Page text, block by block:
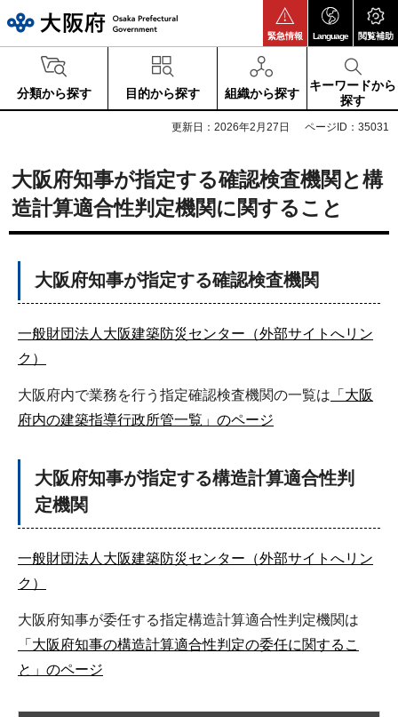
緊急情報 Language 閲覧補助
分類から探す 目的から探す 組織から探す
キーワードから
探す
更新日：2026年2月27日 ページID：35031
大阪府知事が指定する確認検査機関と構
造計算適合性判定機関に関すること
大阪府知事が指定する確認検査機関
一般財団法人大阪建築防災センター（外部サイトへリン
ク）
大阪府内で業務を行う指定確認検査機関の一覧は 「大阪
府内の建築指導行政所管一覧」のページ
大阪府知事が指定する構造計算適合性判
定機関
一般財団法人大阪建築防災センター（外部サイトへリン
ク）
大阪府知事が委任する指定構造計算適合性判定機関は
「大阪府知事の構造計算適合性判定の委任に関するこ
と」のページ